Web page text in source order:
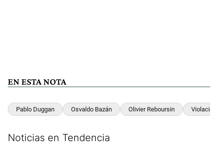
EN ESTA NOTA
Pablo Duggan Osvaldo Bazán Olivier Reboursin Violación
Noticias en Tendencia